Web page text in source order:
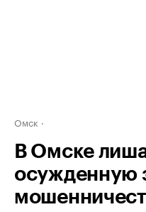
Омск
В Омске
осужденную